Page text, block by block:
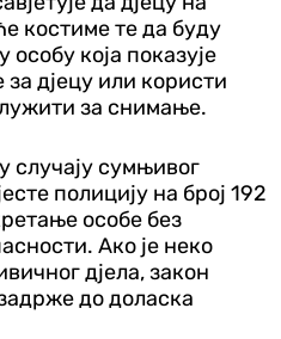
костиме те да буду
особу која показује
дјецу или користи
за снимање.
случају сумњивог
полицију на број 192
особе без
Ако је неко
дјела, закон
до доласка